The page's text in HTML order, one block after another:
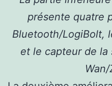
présente quatre
Bluetooth/LogiBolt,
et le capteur de la